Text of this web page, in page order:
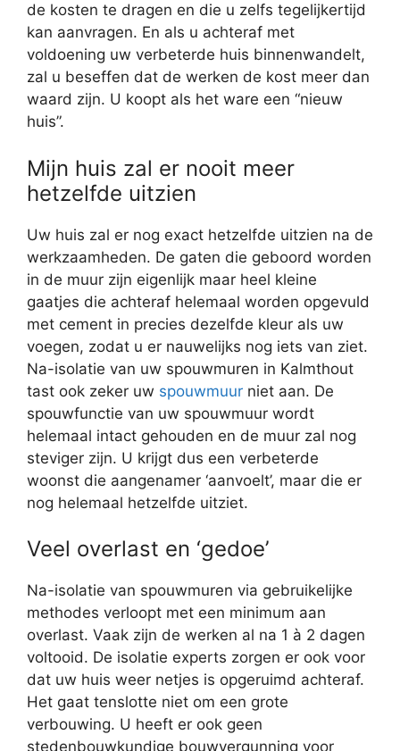
de kosten te dragen en die u zelfs tegelijkertijd
kan aanvragen. En als u achteraf met
voldoening uw verbeterde huis binnenwandelt,
zal u beseffen dat de werken de kost meer dan
waard zijn. U koopt als het ware een “nieuw
huis”.
Mijn huis zal er nooit meer
hetzelfde uitzien
Uw huis zal er nog exact hetzelfde uitzien na de
werkzaamheden. De gaten die geboord worden
in de muur zijn eigenlijk maar heel kleine
gaatjes die achteraf helemaal worden opgevuld
met cement in precies dezelfde kleur als uw
voegen, zodat u er nauwelijks nog iets van ziet.
Na-isolatie van uw spouwmuren in Kalmthout
tast ook zeker uw spouwmuur niet aan. De
spouwfunctie van uw spouwmuur wordt
helemaal intact gehouden en de muur zal nog
steviger zijn. U krijgt dus een verbeterde
woonst die aangenamer ‘aanvoelt’, maar die er
nog helemaal hetzelfde uitziet.
Veel overlast en ‘gedoe’
Na-isolatie van spouwmuren via gebruikelijke
methodes verloopt met een minimum aan
overlast. Vaak zijn de werken al na 1 à 2 dagen
voltooid. De isolatie experts zorgen er ook voor
dat uw huis weer netjes is opgeruimd achteraf.
Het gaat tenslotte niet om een grote
verbouwing. U heeft er ook geen
stedenbouwkundige bouwvergunning voor